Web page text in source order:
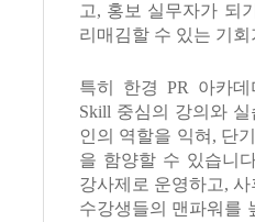
고, 홍보 실무자가 되
리매김할 수 있는 기
특히 한경 PR 아카
Skill 중심의 강의와
인의 역할을 익혀, 단
을 함양할 수 있습니
강사제로 운영하고,
수강생들의 맨파워를